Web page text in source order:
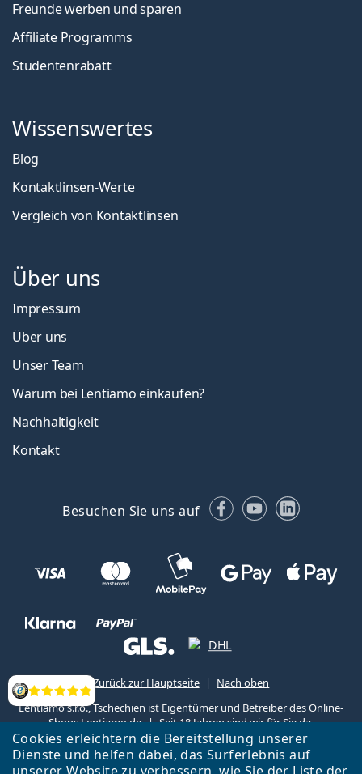
Cookies erleichtern die Bereitstellung unserer
Dienste und helfen dabei, das Surferlebnis auf
Bewertung
Freunde werben und sparen
Affiliate Programms
Studentenrabatt
Wissenswertes
Blog
Kontaktlinsen-Werte
Vergleich von Kontaktlinsen
Über uns
Impressum
Über uns
Unser Team
Warum bei Lentiamo einkaufen?
Nachhaltigkeit
Kontakt
Besuchen Sie uns auf Facebook
YouTubeLinkedIn
Zurück zur Hauptseite
Nach oben
Lentiamo s.r.o., Tschechien ist Eigentümer und Betreiber des Online-
Shops Lentiamo.de
Seit 18 Jahren sind wir für Sie da.